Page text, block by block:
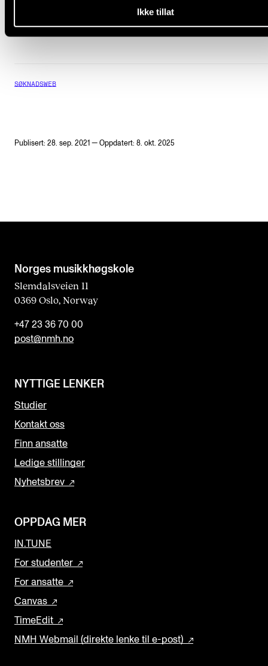
Ikke tillat
: +47 23 36 70 00.
SØKNADSWEB
Publisert: 28. sep. 2021 — Oppdatert: 8. okt. 2025
Norges musikk­høgskole
Slemdalsveien 11
0369 Oslo, Norway
+47 23 36 70 00
post@nmh.no
NYTTIGE LENKER
Studier
Kontakt oss
Finn ansatte
Ledige stillinger
Nyhetsbrev
OPPDAG MER
IN.TUNE
For studenter
For ansatte
Canvas
TimeEdit
NMH Webmail (direkte lenke til e-post)